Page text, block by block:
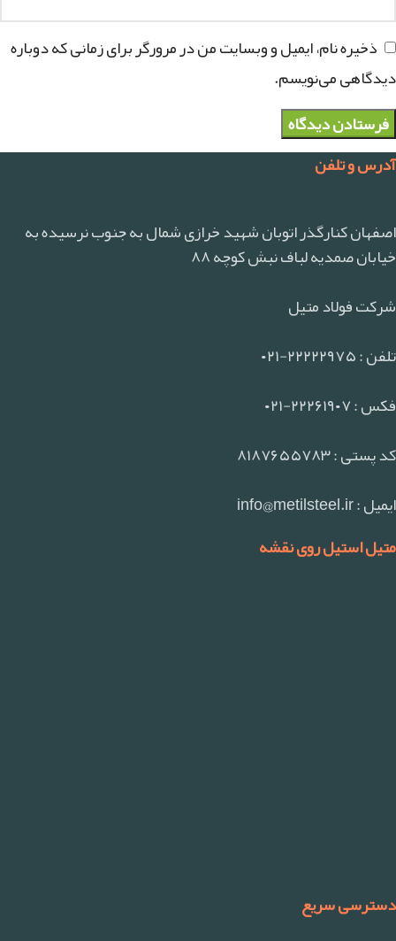
ذخیره نام، ایمیل و وبسایت من در مرورگر برای زمانی که دوباره
دیدگاهی می‌نویسم.
آدرس و تلفن
اصفهان کنارگذر اتوبان شهید خرازی شمال به جنوب نرسیده به
خیابان صمدیه لباف نبش کوچه ۸۸
شرکت فولاد متیل
تلفن : ۲۲۲۲۲۹۷۵-۰۲۱
فکس : ۲۲۲۶۱۹۰۷-۰۲۱
کد پستی : ۸۱۸۷۶۵۵۷۸۳
ایمیل : info@metilsteel.ir
متیل استیل روی نقشه
دسترسی سریع